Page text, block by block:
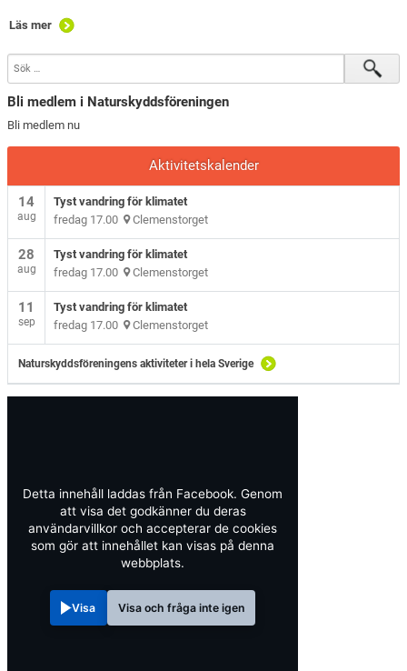
Läs mer
Bli medlem i Naturskyddsföreningen
Bli medlem nu
Aktivitetskalender
14
aug
Tyst vandring för klimatet
fredag 17.00 Clemenstorget
28
aug
Tyst vandring för klimatet
fredag 17.00 Clemenstorget
11
sep
Tyst vandring för klimatet
fredag 17.00 Clemenstorget
Naturskyddsföreningens aktiviteter i hela Sverige
Detta innehåll laddas från Facebook. Genom
att visa det godkänner du deras
användarvillkor och accepterar de cookies
som gör att innehållet kan visas på denna
webbplats.
Visa Visa och fråga inte igen